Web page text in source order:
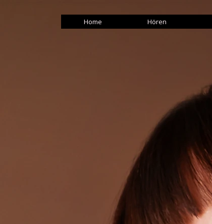
Home Hören